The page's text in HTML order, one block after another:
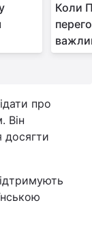
Коли
про
Він
досягти